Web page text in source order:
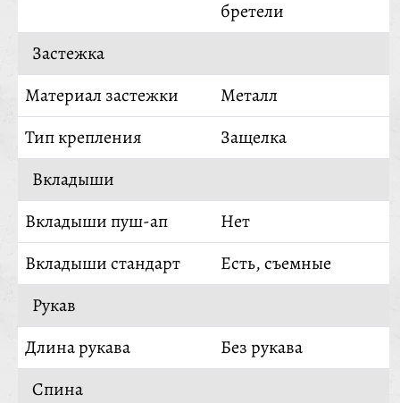
бретели
Застежка
Материал застежки
Металл
Тип крепления
Защелка
Вкладыши
Вкладыши пуш-ап
Нет
Вкладыши стандарт
Есть, съемные
Рукав
Длина рукава
Без рукава
Спина